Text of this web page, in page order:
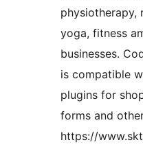
physiotherapy,
yoga, fitness
businesses.
is compatible
plugins for
forms and
https://